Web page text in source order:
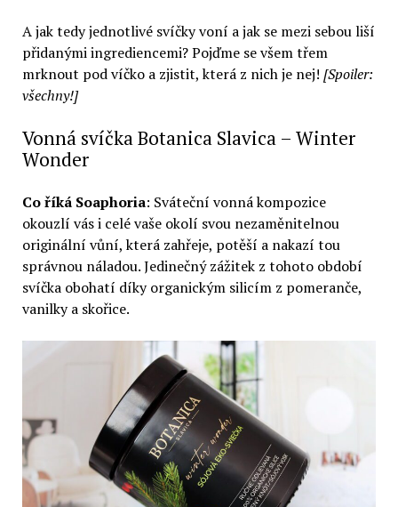
A jak tedy jednotlivé svíčky voní a jak se mezi sebou liší
přidanými ingrediencemi? Pojďme se všem třem
mrknout pod víčko a zjistit, která z nich je nej! [Spoiler:
všechny!]
Vonná svíčka Botanica Slavica – Winter
Wonder
Co říká Soaphoria: Sváteční vonná kompozice
okouzlí vás i celé vaše okolí svou nezaměnitelnou
originální vůní, která zahřeje, potěší a nakazí tou
správnou náladou. Jedinečný zážitek z tohoto období
svíčka obohatí díky organickým silicím z pomeranče,
vanilky a skořice.